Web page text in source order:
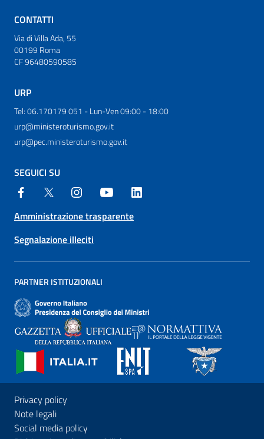
CONTATTI
Via di Villa Ada, 55
00199 Roma
CF 96480590585
URP
Tel: 06.170179 051 - Lun-Ven 09:00 - 18:00
urp@ministeroturismo.gov.it
urp@pec.ministeroturismo.gov.it
SEGUICI SU
Amministrazione trasparente
Segnalazione illeciti
PARTNER ISTITUZIONALI
Privacy policy
Note legali
Social media policy